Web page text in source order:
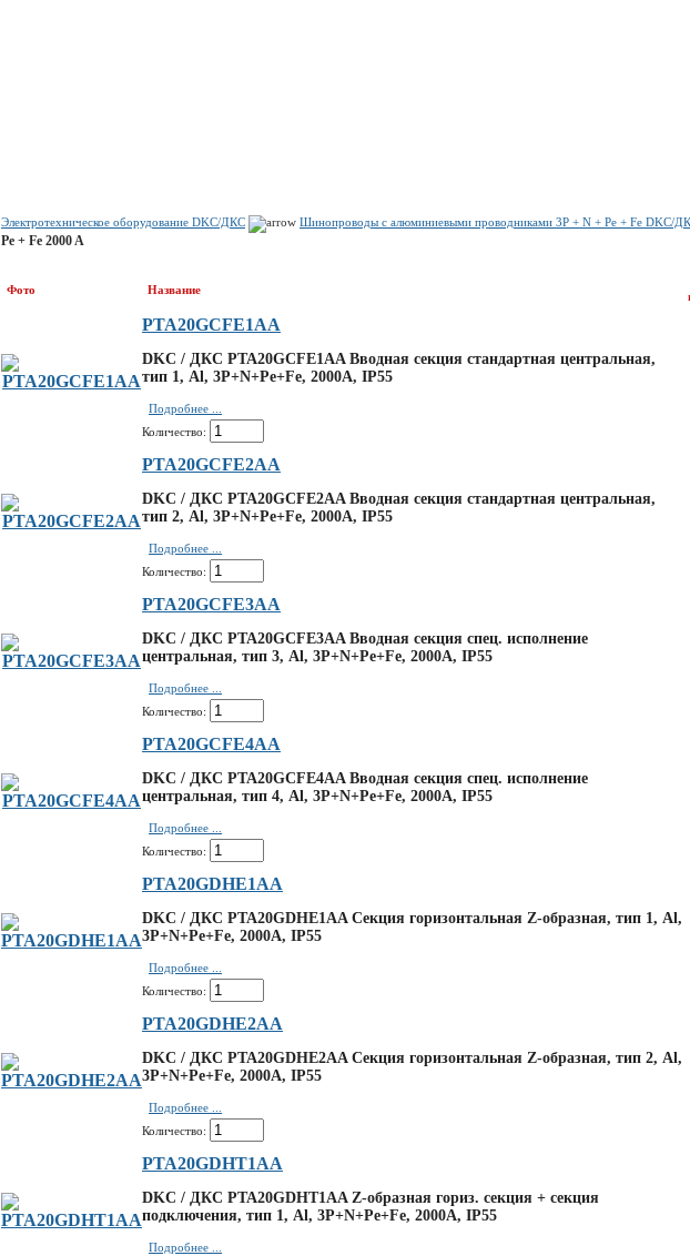
Электротехническое оборудование DKC/ДКС Шинопроводы с алюминиевыми проводниками 3P + N + Pe + Fe DKC/
Pe + Fe 2000 A
Фото Название
PTA20GCFE1AA
DKC / ДКС PTA20GCFE1AA Вводная секция стандартная центральная,
тип 1, Al, 3P+N+Pe+Fe, 2000А, IP55
Подробнее ...
Количество:
PTA20GCFE2AA
DKC / ДКС PTA20GCFE2AA Вводная секция стандартная центральная,
тип 2, Al, 3P+N+Pe+Fe, 2000А, IP55
Подробнее ...
Количество:
PTA20GCFE3AA
DKC / ДКС PTA20GCFE3AA Вводная секция спец. исполнение
центральная, тип 3, Al, 3P+N+Pe+Fe, 2000А, IP55
Подробнее ...
Количество:
PTA20GCFE4AA
DKC / ДКС PTA20GCFE4AA Вводная секция спец. исполнение
центральная, тип 4, Al, 3P+N+Pe+Fe, 2000А, IP55
Подробнее ...
Количество:
PTA20GDHE1AA
DKC / ДКС PTA20GDHE1AA Секция горизонтальная Z-образная, тип 1, Al,
3P+N+Pe+Fe, 2000А, IP55
Подробнее ...
Количество:
PTA20GDHE2AA
DKC / ДКС PTA20GDHE2AA Секция горизонтальная Z-образная, тип 2, Al,
3P+N+Pe+Fe, 2000А, IP55
Подробнее ...
Количество:
PTA20GDHT1AA
DKC / ДКС PTA20GDHT1AA Z-образная гориз. секция + секция
подключения, тип 1, Al, 3P+N+Pe+Fe, 2000А, IP55
Подробнее ...